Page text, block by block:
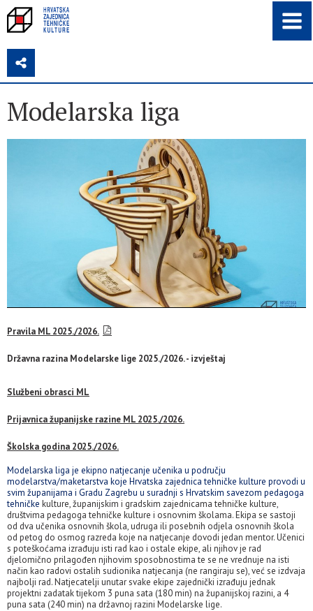
Z
Modelarska liga
Pravila ML 2025./2026.
Državna razina Modelarske lige 2025./2026. - izvještaj
Službeni obrasci ML
Prijavnica županijske razine ML 2025./2026.
Školska godina 2025./2026.
Modelarska liga je ekipno natjecanje učenika u području
modelarstva/maketarstva koje Hrvatska zajednica tehničke kulture provodi u
svim županijama i Gradu Zagrebu u suradnji s Hrvatskim savezom pedagoga
tehničke kulture, županijskim i gradskim zajednicama tehničke kulture,
društvima pedagoga tehničke kulture i osnovnim školama. Ekipa se sastoji
od dva učenika osnovnih škola, udruga ili posebnih odjela osnovnih škola
od petog do osmog razreda koje na natjecanje dovodi jedan mentor. Učenici
s poteškoćama izrađuju isti rad kao i ostale ekipe, ali njihov je rad
djelomično prilagođen njihovim sposobnostima te se ne vrednuje na isti
način kao radovi ostalih sudionika natjecanja (ne rangiraju se), već se izdvaja
najbolji rad. Natjecatelji unutar svake ekipe zajednički izrađuju jednak
projektni zadatak tijekom 3 puna sata (180 min) na županijskoj razini, a 4
puna sata (240 min) na državnoj razini Modelarske lige.